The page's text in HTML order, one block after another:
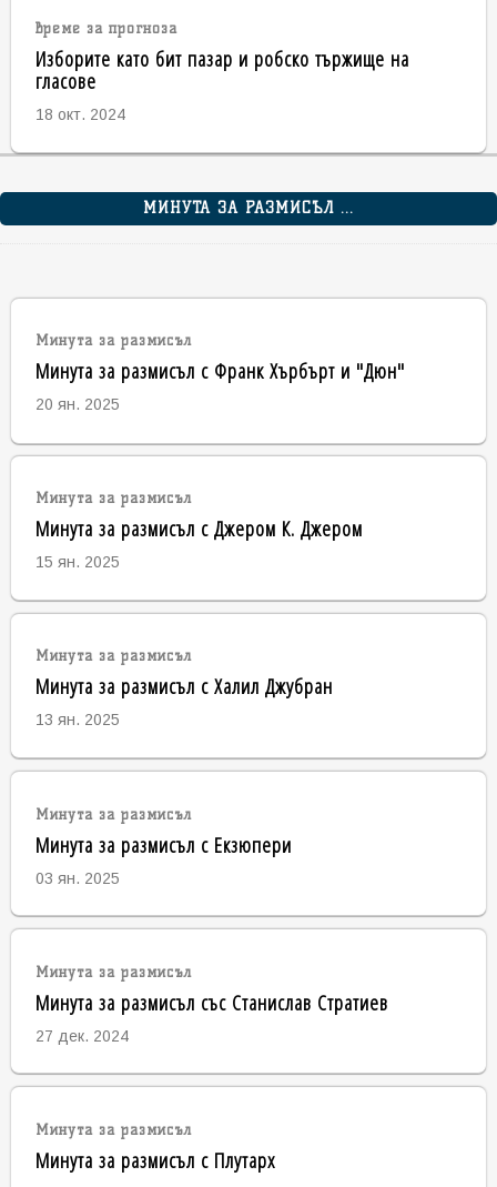
време за прогноза
Изборите като бит пазар и робско тържище на
гласове
18 окт. 2024
МИНУТА ЗА РАЗМИСЪЛ ...
Минута за размисъл
Минута за размисъл с Франк Хърбърт и "Дюн"
20 ян. 2025
Минута за размисъл
Минута за размисъл с Джером К. Джером
15 ян. 2025
Минута за размисъл
Минута за размисъл с Халил Джубран
13 ян. 2025
Минута за размисъл
Минута за размисъл с Екзюпери
03 ян. 2025
Минута за размисъл
Минута за размисъл със Станислав Стратиев
27 дек. 2024
Минута за размисъл
Минута за размисъл с Плутарх